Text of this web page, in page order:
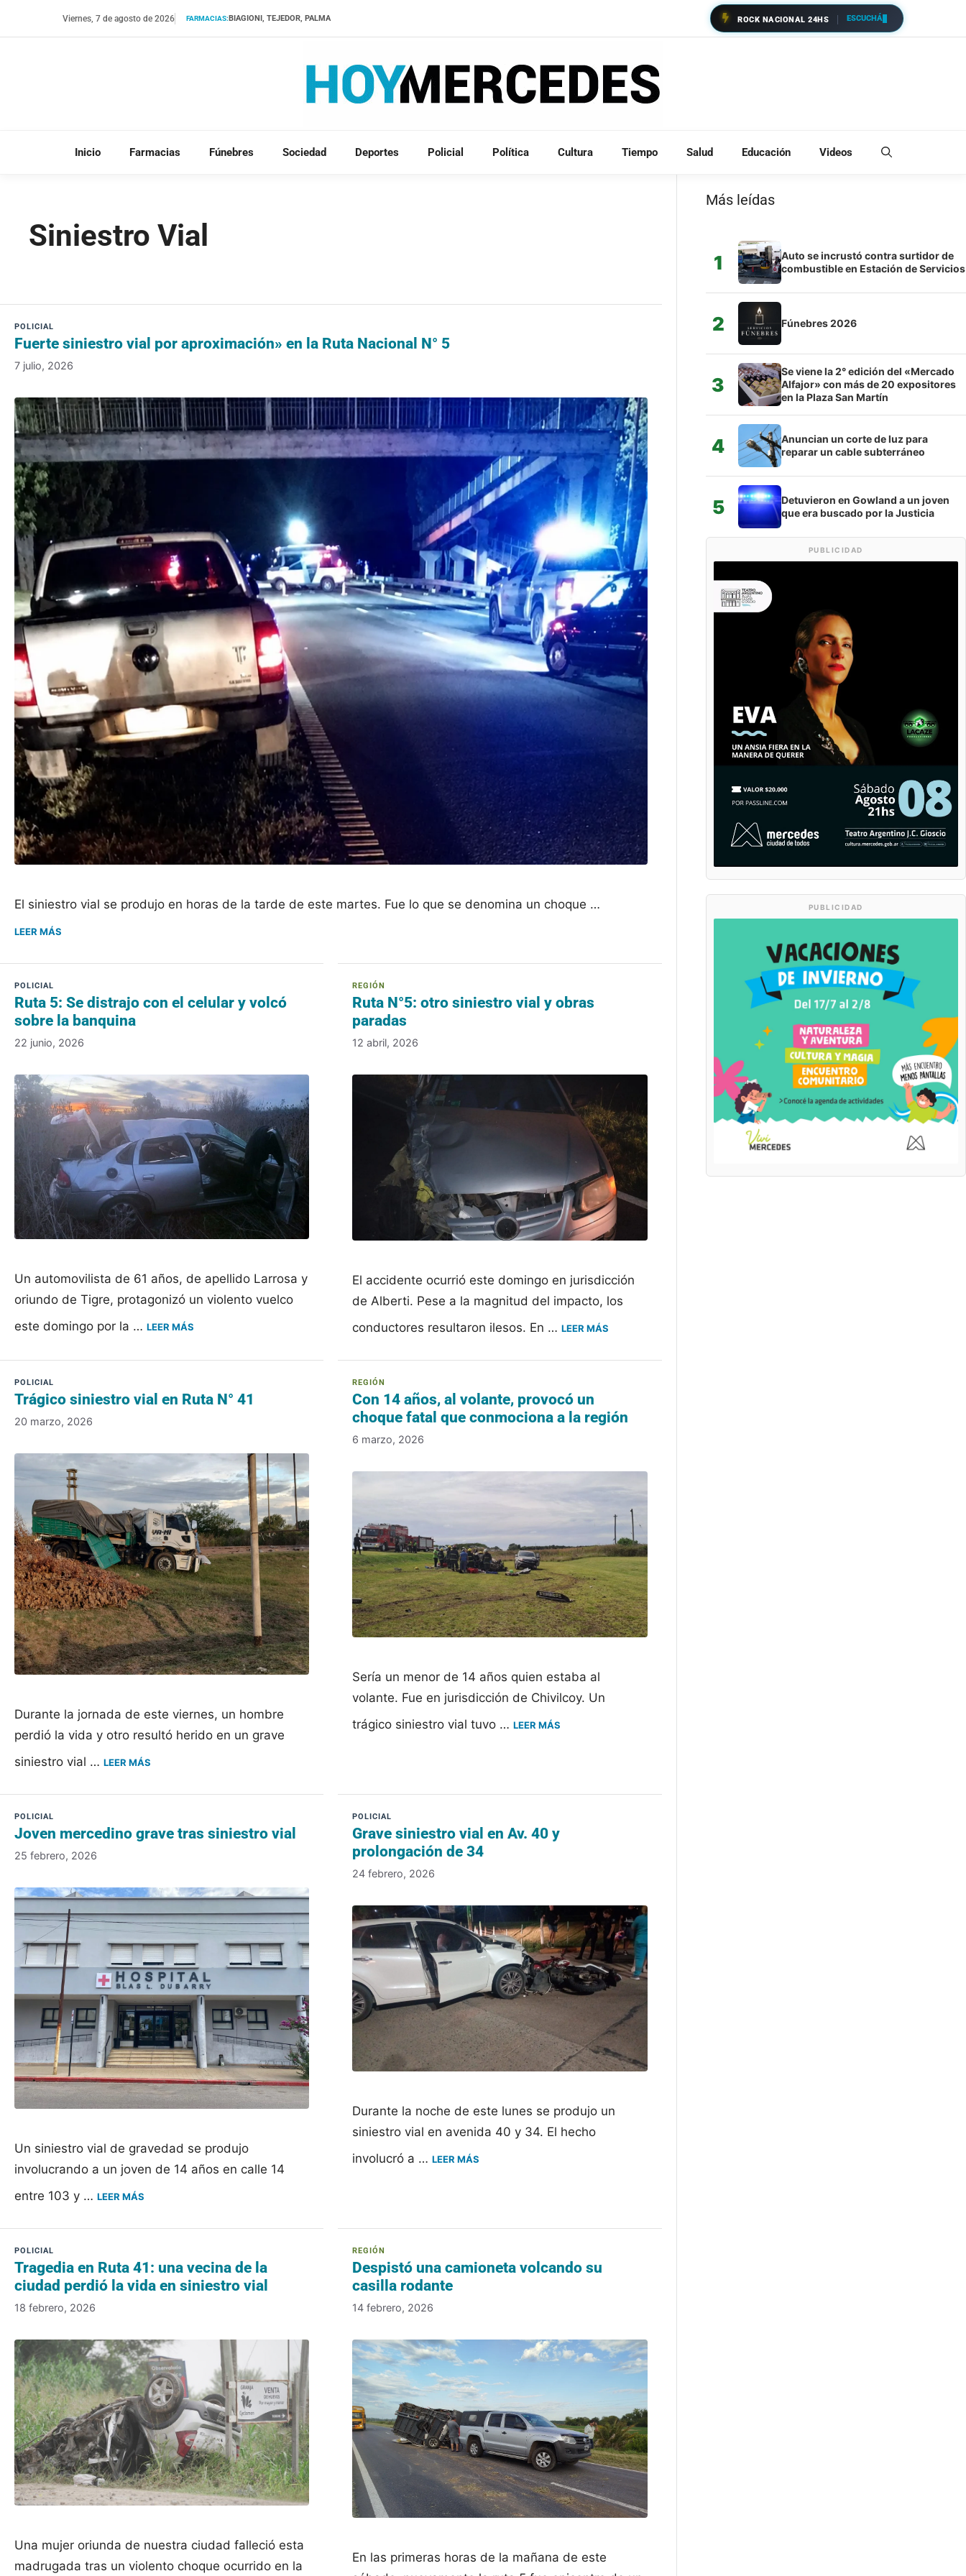
Viernes, 7 de agosto de 2026 FARMACIAS:BIAGIONI, TEJEDOR, PALMA ROCK NACIONAL 24HS ESCUCHÁ
Inicio Farmacias Fúnebres Sociedad Deportes Policial Política Cultura Tiempo Salud Educación Videos
Siniestro Vial
Fuerte siniestro vial por aproximación» en la Ruta Nacional N° 5
7 julio, 2026
El siniestro vial se produjo en horas de la tarde de este martes. Fue lo que se denomina un choque …
LEER MÁS
Ruta 5: Se distrajo con el celular y volcó
sobre la banquina
22 junio, 2026
Un automovilista de 61 años, de apellido Larrosa y
oriundo de Tigre, protagonizó un violento vuelco
este domingo por la … LEER MÁS
Ruta N°5: otro siniestro vial y obras
paradas
12 abril, 2026
El accidente ocurrió este domingo en jurisdicción
de Alberti. Pese a la magnitud del impacto, los
conductores resultaron ilesos. En …LEER MÁS
​Trágico siniestro vial en Ruta N° 41
20 marzo, 2026
​Durante la jornada de este viernes, un hombre
perdió la vida y otro resultó herido en un grave
siniestro vial … LEER MÁS
Con 14 años, al volante, provocó un
choque fatal que conmociona a la región
6 marzo, 2026
Sería un menor de 14 años quien estaba al
volante. Fue en jurisdicción de Chivilcoy. Un
trágico siniestro vial tuvo …LEER MÁS
Joven mercedino grave tras siniestro vial
25 febrero, 2026
Un siniestro vial de gravedad se produjo
involucrando a un joven de 14 años en calle 14
entre 103 y … LEER MÁS
Grave siniestro vial en Av. 40 y
prolongación de 34
24 febrero, 2026
Durante la noche de este lunes se produjo un
siniestro vial en avenida 40 y 34. El hecho
involucró a …LEER MÁS
Tragedia en Ruta 41: una vecina de la
ciudad perdió la vida en siniestro vial
18 febrero, 2026
Una mujer oriunda de nuestra ciudad falleció esta
madrugada tras un violento choque ocurrido en la
Despistó una camioneta volcando su
casilla rodante
14 febrero, 2026
En las primeras horas de la mañana de este
Más leídas
1
Auto se incrustó contra surtidor de
combustible en Estación de Servicios
2 Fúnebres 2026
3
Se viene la 2° edición del «Mercado
Alfajor» con más de 20 expositores
en la Plaza San Martín
4
Anuncian un corte de luz para
reparar un cable subterráneo
5
Detuvieron en Gowland a un joven
que era buscado por la Justicia
PUBLICIDAD
PUBLICIDAD